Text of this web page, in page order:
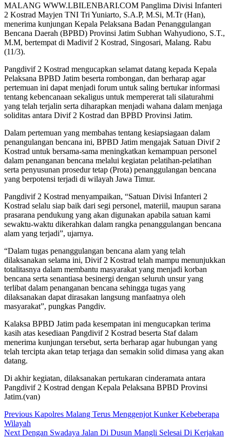
MALANG WWW.LBILENBARI.COM Panglima Divisi Infanteri
2 Kostrad Mayjen TNI Tri Yuniarto, S.A.P, M.Si, M.Tr (Han),
menerima kunjungan Kepala Pelaksana Badan Penanggulangan
Bencana Daerah (BPBD) Provinsi Jatim Subhan Wahyudiono, S.T.,
M.M, bertempat di Madivif 2 Kostrad, Singosari, Malang. Rabu
(11/3).
Pangdivif 2 Kostrad mengucapkan selamat datang kepada Kepala
Pelaksana BPBD Jatim beserta rombongan, dan berharap agar
pertemuan ini dapat menjadi forum untuk saling bertukar informasi
tentang kebencanaan sekaligus untuk mempererat tali silaturahmi
yang telah terjalin serta diharapkan menjadi wahana dalam menjaga
soliditas antara Divif 2 Kostrad dan BPBD Provinsi Jatim.
Dalam pertemuan yang membahas tentang kesiapsiagaan dalam
penangulangan bencana ini, BPBD Jatim mengajak Satuan Divif 2
Kostrad untuk bersama-sama meningkatkan kemampuan personel
dalam penanganan bencana melalui kegiatan pelatihan-pelatihan
serta penyusunan prosedur tetap (Prota) penanggulangan bencana
yang berpotensi terjadi di wilayah Jawa Timur.
Pangdivif 2 Kostrad menyampaikan, “Satuan Divisi Infanteri 2
Kostrad selalu siap baik dari segi personel, materiil, maupun sarana
prasarana pendukung yang akan digunakan apabila satuan kami
sewaktu-waktu dikerahkan dalam rangka penanggulangan bencana
alam yang terjadi”, ujarnya.
“Dalam tugas penanggulangan bencana alam yang telah
dilaksanakan selama ini, Divif 2 Kostrad telah mampu menunjukkan
totalitasnya dalam membantu masyarakat yang menjadi korban
bencana serta senantiasa besinergi dengan seluruh unsur yang
terlibat dalam penanganan bencana sehingga tugas yang
dilaksanakan dapat dirasakan langsung manfaatnya oleh
masyarakat”, pungkas Pangdiv.
Kalaksa BPBD Jatim pada kesempatan ini mengucapkan terima
kasih atas kesediaan Pangdivif 2 Kostrad beserta Staf dalam
menerima kunjungan tersebut, serta berharap agar hubungan yang
telah tercipta akan tetap terjaga dan semakin solid dimasa yang akan
datang.
Di akhir kegiatan, dilaksanakan pertukaran cinderamata antara
Pangdivif 2 Kostrad dengan Kepala Pelaksana BPBD Provinsi
Jatim.(van)
Continue
Reading
Previous Kapolres Malang Terus Menggenjot Kunker Kebeberapa
Wilayah
Next Dengan Swadaya Jalan Di Dusun Mangli Selesai Di Kerjakan